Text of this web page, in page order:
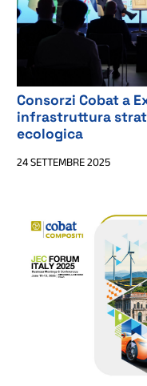
Consorzi Cobat a
infrastruttura
ecologica
24 SETTEMBRE 2025